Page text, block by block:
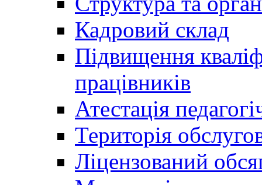
Кадровий склад
Підвищення
працівників
Атестація
Територія
Ліцензований